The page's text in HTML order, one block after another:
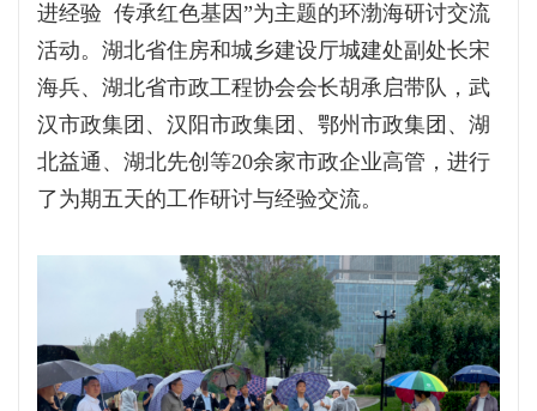
进经验 传承红色基因”为主题的环渤海研讨交流
活动。湖北省住房和城乡建设厅城建处副处长宋
海兵、湖北省市政工程协会会长胡承启带队，武
汉市政集团、汉阳市政集团、鄂州市政集团、湖
北益通、湖北先创等20余家市政企业高管，进行
了为期五天的工作研讨与经验交流。